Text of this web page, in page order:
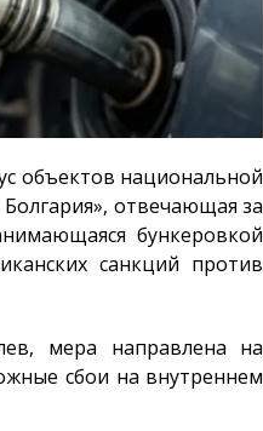
объектов национальной
отвечающая за
бункеровкой
санкций против
мера направлена на
сбои на внутреннем